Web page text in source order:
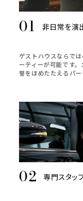
非日常を演
ゲストハウスならで
ーティーが可能です
誉をほめたたえるパー
専門スタッ